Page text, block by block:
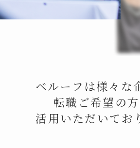
ベルーフは様々な
転職ご希望の
活用いただいてお